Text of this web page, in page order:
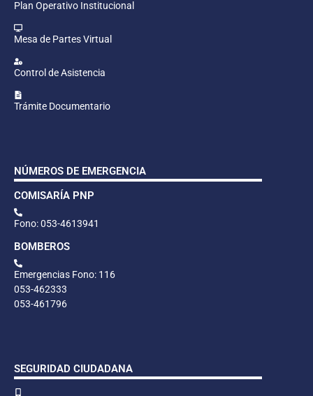
Plan Operativo Institucional
Mesa de Partes Virtual
Control de Asistencia
Trámite Documentario
NÚMEROS DE EMERGENCIA
COMISARÍA PNP
Fono: 053-4613941
BOMBEROS
Emergencias Fono: 116
053-462333
053-461796
SEGURIDAD CIUDADANA